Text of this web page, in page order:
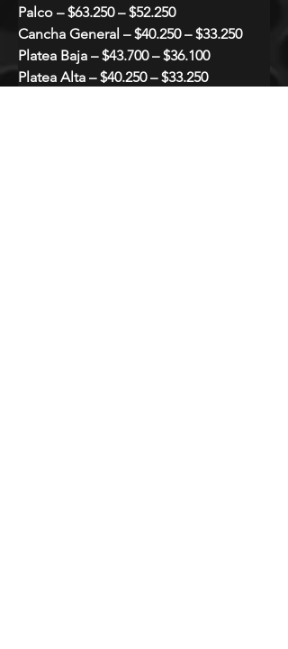
Palco – $63.250 – $52.250
Cancha General – $40.250 – $33.250
Platea Baja – $43.700 – $36.100
Platea Alta – $40.250 – $33.250